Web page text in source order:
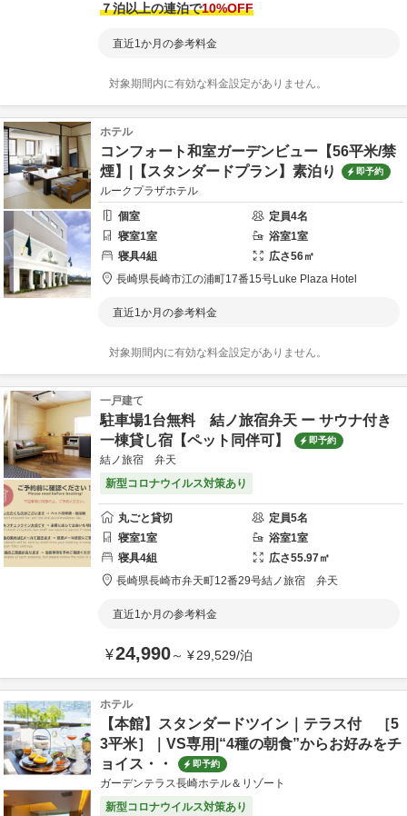
７泊以上の連泊で10%OFF
直近1か月の参考料金
対象期間内に有効な料金設定がありません。
ホテル
コンフォート和室ガーデンビュー【56平米/禁
煙】|【スタンダードプラン】素泊り
即予約
ルークプラザホテル
個室
定員4名
寝室1室 浴室1室
寝具4組 広さ56㎡
長崎県長崎市江の浦町17番15号Luke Plaza Hotel
直近1か月の参考料金
対象期間内に有効な料金設定がありません。
一戸建て
駐車場1台無料 結ノ旅宿弁天 ー サウナ付き
一棟貸し宿【ペット同伴可】
即予約
結ノ旅宿 弁天
新型コロナウイルス対策あり
丸ごと貸切 定員5名
寝室1室 浴室1室
寝具4組 広さ55.97㎡
長崎県長崎市弁天町12番29号結ノ旅宿 弁天
直近1か月の参考料金
¥24,990～ ¥29,529/泊
ホテル
【本館】スタンダードツイン｜テラス付 ［5
3平米］｜VS専用|“4種の朝食”からお好みをチ
ョイス・・
即予約
ガーデンテラス長崎ホテル＆リゾート
新型コロナウイルス対策あり